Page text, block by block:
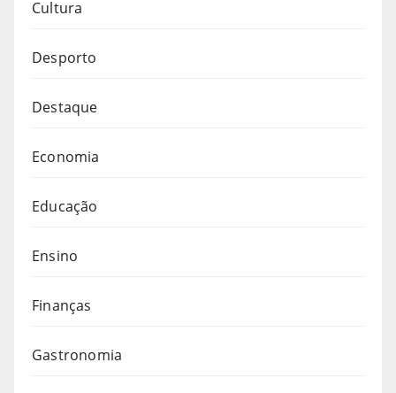
Cultura
Desporto
Destaque
Economia
Educação
Ensino
Finanças
Gastronomia